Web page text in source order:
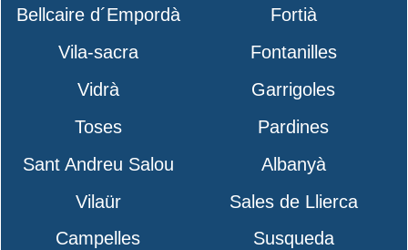
Bellcaire d´Empordà
Fortià
Vila-sacra
Fontanilles
Vidrà
Garrigoles
Toses
Pardines
Sant Andreu Salou
Albanyà
Vilaür
Sales de Llierca
Campelles
Susqueda